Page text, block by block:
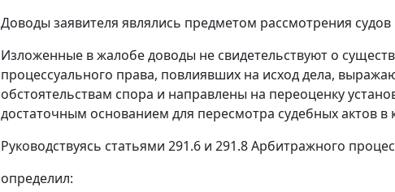
Доводы заявителя являлись предметом рассмотрения
Изложенные в жалобе доводы не свидетельствуют о
процессуального права, повлиявших на исход дела,
обстоятельствам спора и направлены на переоценку
достаточным основанием для пересмотра судебных актов в
Руководствуясь статьями 291.6 и 291.8 Арбитражного
определил: